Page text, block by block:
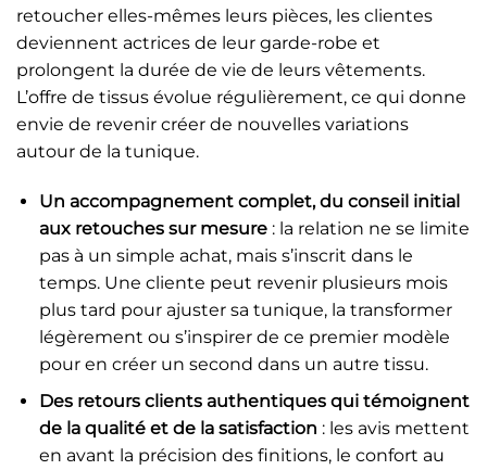
retoucher elles-mêmes leurs pièces, les clientes
deviennent actrices de leur garde-robe et
prolongent la durée de vie de leurs vêtements.
L’offre de tissus évolue régulièrement, ce qui donne
envie de revenir créer de nouvelles variations
autour de la tunique.
Un accompagnement complet, du conseil initial
aux retouches sur mesure: la relation ne se limite
pas à un simple achat, mais s’inscrit dans le
temps. Une cliente peut revenir plusieurs mois
plus tard pour ajuster sa tunique, la transformer
légèrement ou s’inspirer de ce premier modèle
pour en créer un second dans un autre tissu.
Des retours clients authentiques qui témoignent
de la qualité et de la satisfaction : les avis mettent
en avant la précision des finitions, le confort au